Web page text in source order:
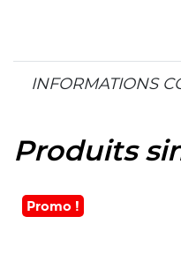
INFORMATIONS
Produits
Promo !